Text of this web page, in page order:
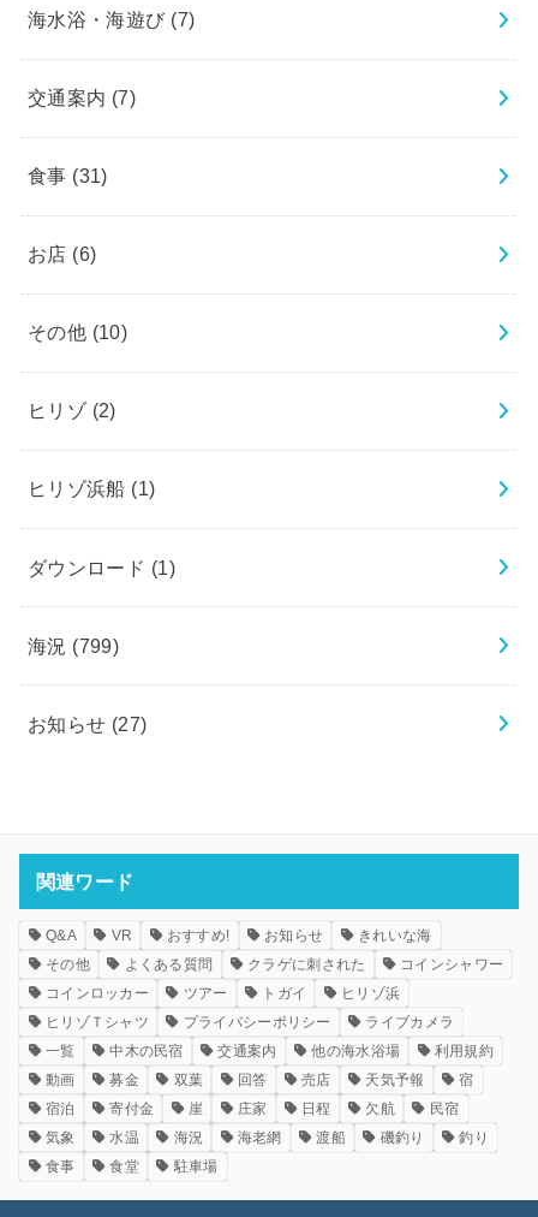
海水浴・海遊び (7)
交通案内 (7)
食事 (31)
お店 (6)
その他 (10)
ヒリゾ (2)
ヒリゾ浜船 (1)
ダウンロード (1)
海況 (799)
お知らせ (27)
関連ワード
Q&A VR おすすめ! お知らせ
きれいな海
その他
よくある質問 クラゲに刺された
コインシャワー
コインロッカー
ツアー トガイ
ヒリゾ浜
ヒリゾＴシャツ
プライバシーポリシー
ライブカメラ
一覧
中木の民宿 交通案内 他の海水浴場
利用規約
動画
募金 双葉 回答 売店 天気予報
宿
宿泊
寄付金 崖 庄家 日程 欠航
民宿
気象
水温 海況 海老網 渡船 磯釣り
釣り
食事
食堂 駐車場